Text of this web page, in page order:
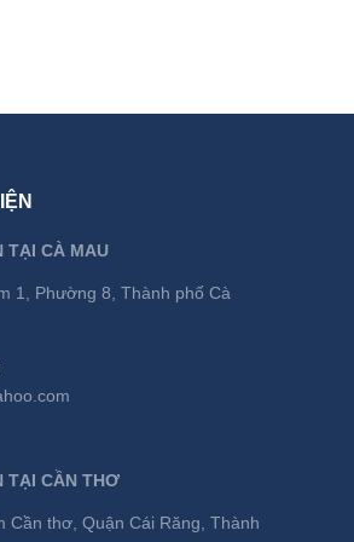
TẠI CÀ MAU
1, Phường 8, Thành phố Cà
TẠI CẦN THƠ
Cần thơ, Quận Cái Răng, Thành